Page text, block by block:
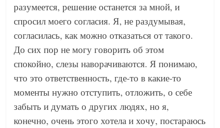
разумеется, решение останется за мной, и
спросил моего согласия. Я, не раздумывая,
согласилась, как можно отказаться от такого.
До сих пор не могу говорить об этом
спокойно, слезы наворачиваются. Я понимаю,
что это ответственность, где-то в какие-то
моменты нужно отступить, отложить, о себе
забыть и думать о других людях, но я,
конечно, очень этого хотела и хочу, постараюсь